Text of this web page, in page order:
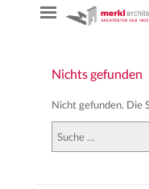
Nichts gefunden
Nicht gefunden. Die